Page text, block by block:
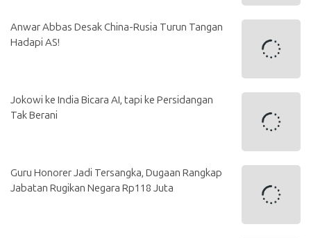
Anwar Abbas Desak China-Rusia Turun Tangan
Hadapi AS!
Jokowi ke India Bicara AI, tapi ke Persidangan
Tak Berani
Guru Honorer Jadi Tersangka, Dugaan Rangkap
Jabatan Rugikan Negara Rp118 Juta